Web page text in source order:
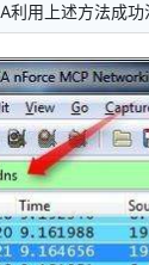
利用上述方法成功